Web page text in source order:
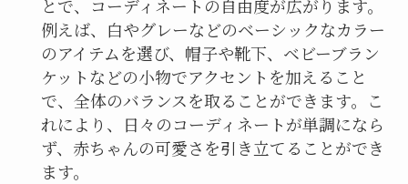
とで、コーディネートの自由度が広がります。
例えば、白やグレーなどのベーシックなカラー
のアイテムを選び、帽子や靴下、ベビーブラン
ケットなどの小物でアクセントを加えること
で、全体のバランスを取ることができます。こ
れにより、日々のコーディネートが単調になら
ず、赤ちゃんの可愛さを引き立てることができ
ます。